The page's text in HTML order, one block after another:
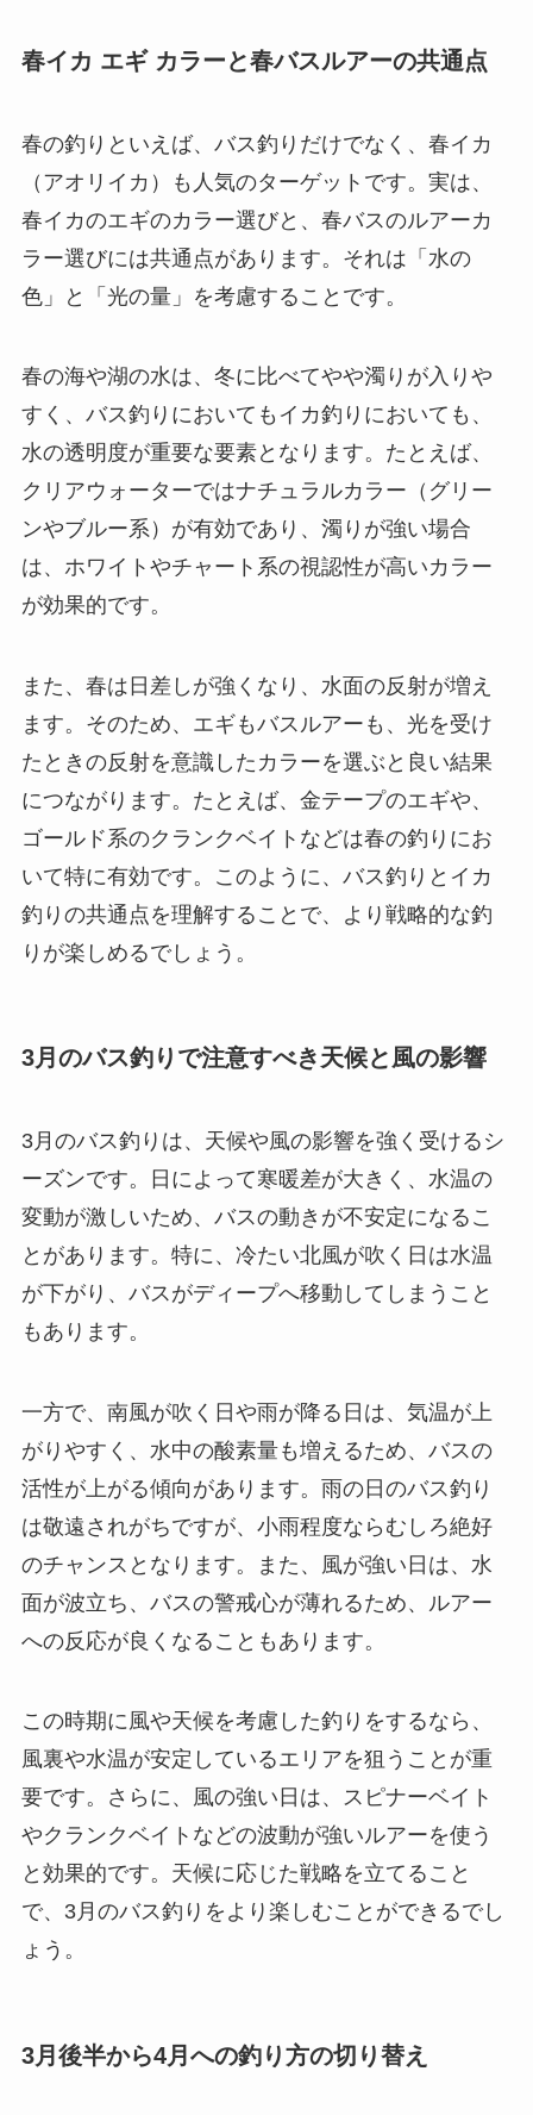
春イカ エギ カラーと春バスルアーの共通点
春の釣りといえば、バス釣りだけでなく、春イカ
（アオリイカ）も人気のターゲットです。実は、
春イカのエギのカラー選びと、春バスのルアーカ
ラー選びには共通点があります。それは「水の
色」と「光の量」を考慮することです。
春の海や湖の水は、冬に比べてやや濁りが入りや
すく、バス釣りにおいてもイカ釣りにおいても、
水の透明度が重要な要素となります。たとえば、
クリアウォーターではナチュラルカラー（グリー
ンやブルー系）が有効であり、濁りが強い場合
は、ホワイトやチャート系の視認性が高いカラー
が効果的です。
また、春は日差しが強くなり、水面の反射が増え
ます。そのため、エギもバスルアーも、光を受け
たときの反射を意識したカラーを選ぶと良い結果
につながります。たとえば、金テープのエギや、
ゴールド系のクランクベイトなどは春の釣りにお
いて特に有効です。このように、バス釣りとイカ
釣りの共通点を理解することで、より戦略的な釣
りが楽しめるでしょう。
3月のバス釣りで注意すべき天候と風の影響
3月のバス釣りは、天候や風の影響を強く受けるシ
ーズンです。日によって寒暖差が大きく、水温の
変動が激しいため、バスの動きが不安定になるこ
とがあります。特に、冷たい北風が吹く日は水温
が下がり、バスがディープへ移動してしまうこと
もあります。
一方で、南風が吹く日や雨が降る日は、気温が上
がりやすく、水中の酸素量も増えるため、バスの
活性が上がる傾向があります。雨の日のバス釣り
は敬遠されがちですが、小雨程度ならむしろ絶好
のチャンスとなります。また、風が強い日は、水
面が波立ち、バスの警戒心が薄れるため、ルアー
への反応が良くなることもあります。
この時期に風や天候を考慮した釣りをするなら、
風裏や水温が安定しているエリアを狙うことが重
要です。さらに、風の強い日は、スピナーベイト
やクランクベイトなどの波動が強いルアーを使う
と効果的です。天候に応じた戦略を立てること
で、3月のバス釣りをより楽しむことができるでし
ょう。
3月後半から4月への釣り方の切り替え